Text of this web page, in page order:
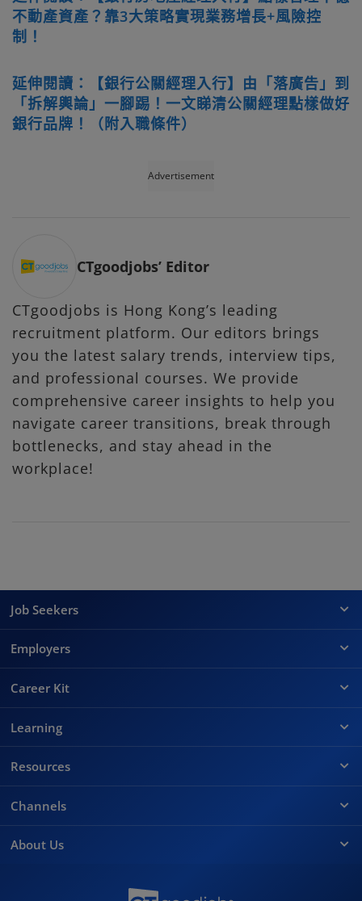
不動產資產？靠3大策略實現業務增長+風險控
制！
延伸閱讀：【銀行公關經理入行】由「落廣告」到
「拆解輿論」一腳踢！一文睇清公關經理點樣做好
銀行品牌！（附入職條件）
Advertisement
CTgoodjobs’ Editor
CTgoodjobs is Hong Kong’s leading
recruitment platform. Our editors brings
you the latest salary trends, interview tips,
and professional courses. We provide
comprehensive career insights to help you
navigate career transitions, break through
bottlenecks, and stay ahead in the
workplace!
Job Seekers
Employers
Career Kit
Learning
Resources
Channels
About Us